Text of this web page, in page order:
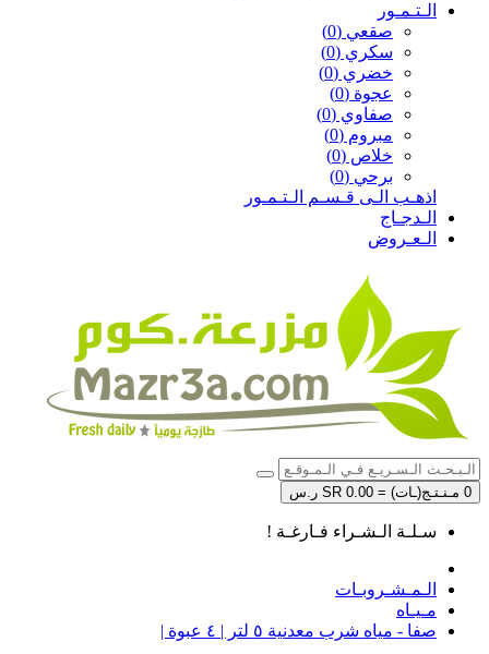
الـتـمـور
صقعي (0)
سكري (0)
خضري (0)
عجوة (0)
صفاوي (0)
مبروم (0)
خلاص (0)
برحي (0)
اذهـب الـى قـسـم الـتـمـور
الـدجـاج
الـعـروض
0 مـنـتـج(ـات) = SR 0.00 ر.س
سـلـة الـشـراء فـارغـة !
الـمـشـروبـات
مـيـاه
صفا - مياه شرب معدنية ٥ لتر | ٤ عبوة |